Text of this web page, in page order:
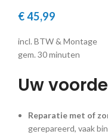
€45,99
incl. BTW & Montage
gem. 30 minuten
Uw
Reparatie met of
gerepareerd, vaak